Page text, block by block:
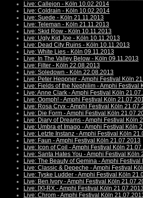
Live: Callejon - Köln 10.02.2014
Live: Coldrain - Köln 10.02.2014
Live: Suede - Köln 21.11.2013
Live: Teleman - Köln 21.11.2013
Live: Skid Row - Köln 10.11.2013
Live: Ugly Kid Joe - Köln 10.11.2013
Live: Dead City Ruins - Köln 10.11.2013
Live: White Lies - Köln 09.11.2013
Live: In The Valley Below - Köln 09.11.2013
Live: Filter - Köln 22.08.2013
Live: Soledown - Köln 22.08.2013
Live: Peter Heppner - Amphi Festival Köln
Live: Fields of the Nephilim - Amphi Festival
Live: Anne Clark - Amphi Festival Köln
Live: Oomph! - Amphi Festival Köln
Live: Rosa Crvx - Amphi Festival Köln
Live: Die Form - Amphi Festival Köln
Live: Diary of Dreams - Amphi Festival Köln
Live: Umbra et Imago - Amphi Festival Köln
Live: Letzte Instanz - Amphi Festival Köln
Live: Faun - Amphi Festival Köln 21.07.2013
Live: Icon of Coil - Amphi Festival Köln
Live: Santa Hates You - Amphi Festival Köln
Live: The Beauty of Gemina - Amphi
Live: Classic & Depeche - Amphi Festival
Live: Tyske Ludder - Amphi Festival Köln
Live: Ben Ivory - Amphi Festival Köln
Live: [X]-RX - Amphi Festival Köln 21.07.2013
Live: Chrom - Amphi Festival Köln